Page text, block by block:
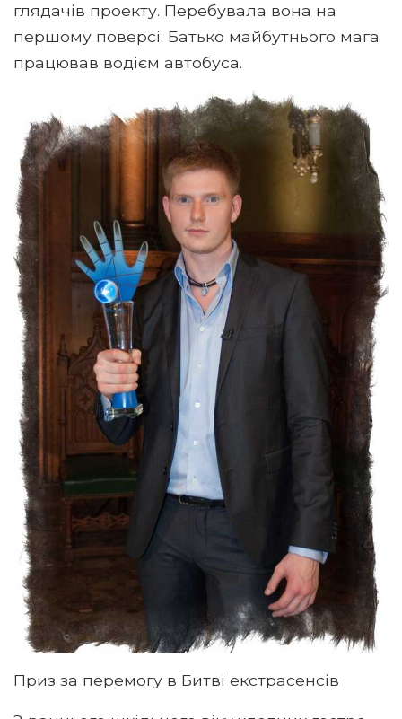
глядачів проекту. Перебувала вона на
першому поверсі. Батько майбутнього мага
працював водієм автобуса.
Приз за перемогу в Битві екстрасенсів